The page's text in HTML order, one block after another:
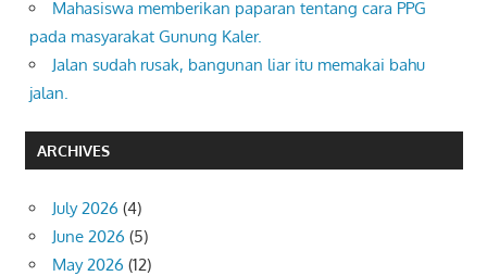
Mahasiswa memberikan paparan tentang cara PPG
pada masyarakat Gunung Kaler.
Jalan sudah rusak, bangunan liar itu memakai bahu
jalan.
ARCHIVES
July 2026 (4)
June 2026 (5)
May 2026 (12)